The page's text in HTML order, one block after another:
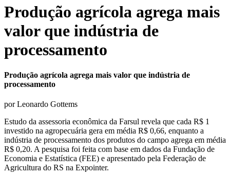
Produção agrícola agrega mais
valor que indústria de
processamento
Produção agrícola agrega mais valor que indústria de
processamento
por Leonardo Gottems
Estudo da assessoria econômica da Farsul revela que cada R$ 1
investido na agropecuária gera em média R$ 0,66, enquanto a
indústria de processamento dos produtos do campo agrega em média
R$ 0,20. A pesquisa foi feita com base em dados da Fundação de
Economia e Estatística (FEE) e apresentado pela Federação de
Agricultura do RS na Expointer.